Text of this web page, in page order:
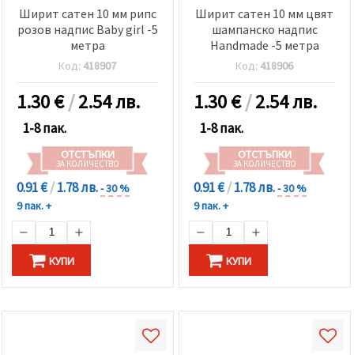
Ширит сатен 10 мм рипс
розов надпис Baby girl -5
метра
Код: 418907
1.30€/2.54 лв.
1-8 пак.
ОТСТЪПКИ
ЗА КОЛИЧЕСТВО
0.91 €/1.78 лв.- 30 %
9 пак. +
КУПИ
Ширит сатен 10 мм цвят
шампанско надпис
Handmade -5 метра
Код: 418906
1.30€/2.54 лв.
1-8 пак.
ОТСТЪПКИ
ЗА КОЛИЧЕСТВО
0.91 €/1.78 лв.- 30 %
9 пак. +
КУПИ